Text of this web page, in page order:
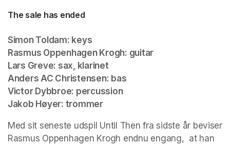
The sale has ended
Simon Toldam: keys
Rasmus Oppenhagen Krogh: guitar
Lars Greve: sax, klarinet
Anders AC Christensen: bas
Victor Dybbroe: percussion
Jakob Høyer: trommer
Med sit seneste udspil Until Then fra sidste år beviser
Rasmus Oppenhagen Krogh endnu engang,  at han